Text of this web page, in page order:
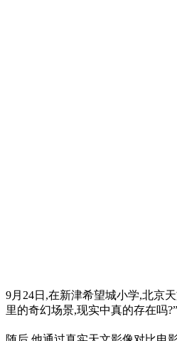
9月24日,在新津希望城小学,北京
里的奇幻场景,现实中真的存在吗